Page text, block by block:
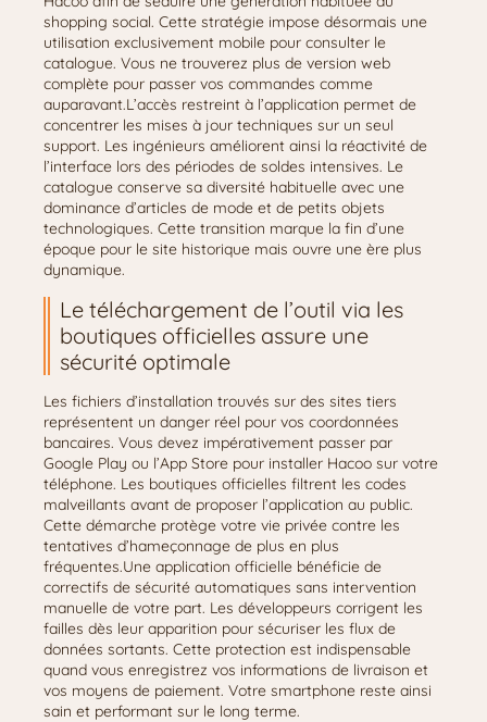
shopping social. Cette stratégie impose désormais une
utilisation exclusivement mobile pour consulter le
catalogue. Vous ne trouverez plus de version web
complète pour passer vos commandes comme
auparavant.L’accès restreint à l’application permet de
concentrer les mises à jour techniques sur un seul
support. Les ingénieurs améliorent ainsi la réactivité de
l’interface lors des périodes de soldes intensives. Le
catalogue conserve sa diversité habituelle avec une
dominance d’articles de mode et de petits objets
technologiques. Cette transition marque la fin d’une
époque pour le site historique mais ouvre une ère plus
dynamique.
Le téléchargement de l’outil via les
boutiques officielles assure une
sécurité optimale
Les fichiers d’installation trouvés sur des sites tiers
représentent un danger réel pour vos coordonnées
bancaires. Vous devez impérativement passer par
Google Play ou l’App Store pour installer Hacoo sur votre
téléphone. Les boutiques officielles filtrent les codes
malveillants avant de proposer l’application au public.
Cette démarche protège votre vie privée contre les
tentatives d’hameçonnage de plus en plus
fréquentes.Une application officielle bénéficie de
correctifs de sécurité automatiques sans intervention
manuelle de votre part. Les développeurs corrigent les
failles dès leur apparition pour sécuriser les flux de
données sortants. Cette protection est indispensable
quand vous enregistrez vos informations de livraison et
vos moyens de paiement. Votre smartphone reste ainsi
sain et performant sur le long terme.